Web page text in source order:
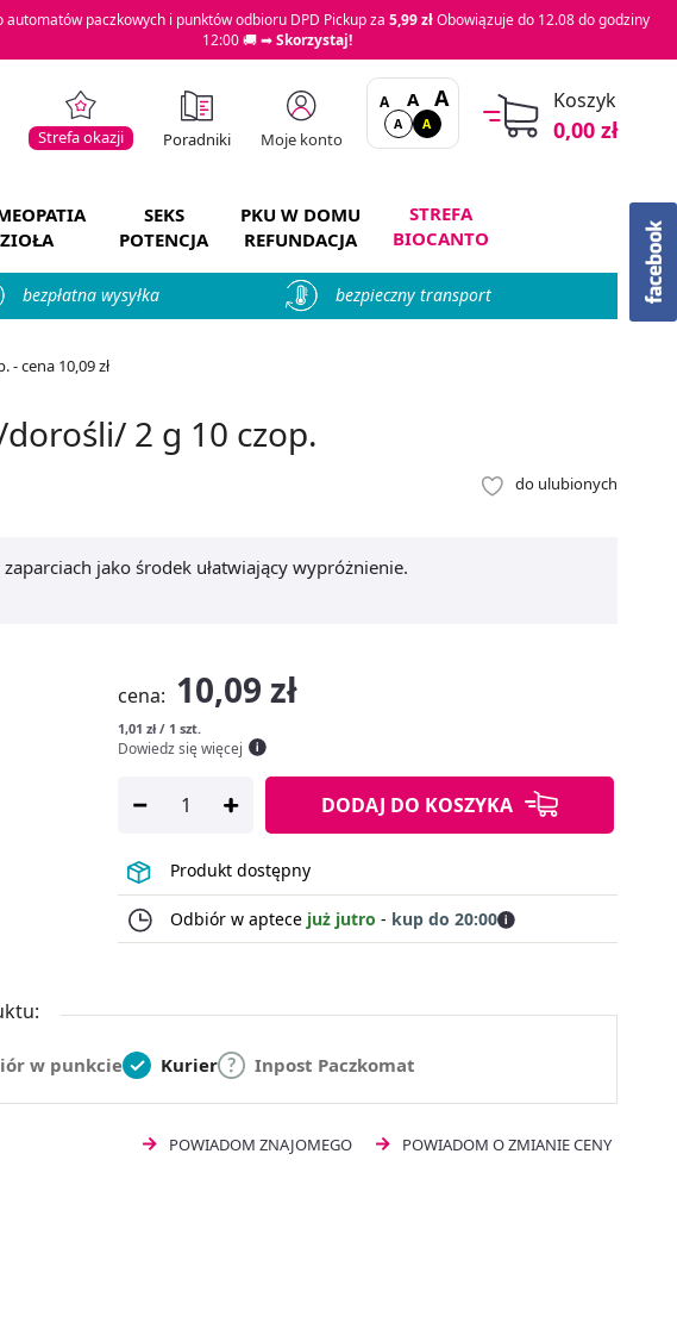
automatów paczkowych i punktów odbioru DPD Pickup za 5,99 złObowiązuje do 12.08 do godziny
12:00 🚚 ➡Skorzystaj!
Strefa okazji Poradniki Moje konto
A A A
A A
Koszyk
0,00 zł
ZIOŁA
SEKS
POTENCJA
PKU W DOMU
REFUNDACJA
STREFA
BIOCANTO
bezpłatna wysyłka bezpieczny transport
cena 10,09 zł
2 g 10 czop.
do ulubionych
jako środek ułatwiający wypróżnienie.
cena: 10,09 zł
1,01 zł / 1 szt.
Dowiedz się więcej
DODAJ DO KOSZYKA
Produkt dostępny
Odbiór w aptece już jutro - kup do 20:00
w punkcie Kurier Inpost Paczkomat
POWIADOM ZNAJOMEGO POWIADOM O ZMIANIE CENY